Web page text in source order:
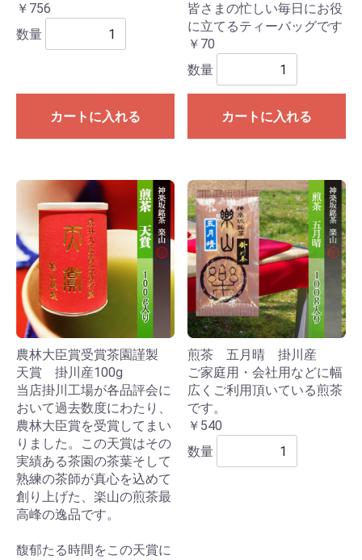
￥756
数量
カートに入れる
皆さまの忙しい毎日にお役
に立てるティーバッグです
￥70
数量
カートに入れる
農林大臣賞受賞茶園謹製
天賞 掛川産100g
当店掛川工場が各品評会に
おいて過去数度にわたり、
農林大臣賞を受賞してまい
りました。この天賞はその
実績ある茶園の茶葉そして
熟練の茶師が真心を込めて
創り上げた、楽山の煎茶最
高峰の逸品です。
馥郁たる時間をこの天賞に
煎茶 五月晴 掛川産
ご家庭用・会社用などに幅
広くご利用頂いている煎茶
です。
￥540
数量